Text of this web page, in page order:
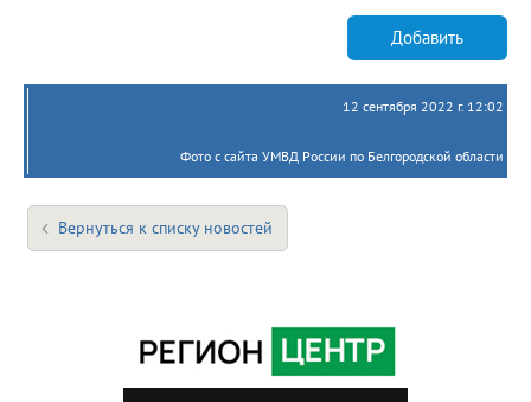
Добавить
12 сентября 2022 г. 12:02
Фото с сайта УМВД России по Белгородской области
Вернуться к списку новостей